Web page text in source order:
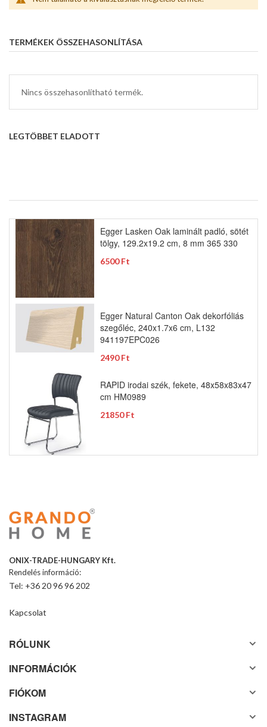
TERMÉKEK ÖSSZEHASONLÍTÁSA
Nincs összehasonlítható termék.
LEGTÖBBET ELADOTT
Egger Lasken Oak laminált padló, sötét
tölgy, 129.2x19.2 cm, 8 mm 365 330
6500 Ft
Egger Natural Canton Oak dekorfóliás
szegőléc, 240x1.7x6 cm, L132
941197EPC026
2490 Ft
RAPID irodai szék, fekete, 48x58x83x47
cm HM0989
21850 Ft
ONIX-TRADE-HUNGARY Kft.
Rendelés információ:
Tel: +36 20 96 96 202
Kapcsolat
RÓLUNK
INFORMÁCIÓK
FIÓKOM
INSTAGRAM